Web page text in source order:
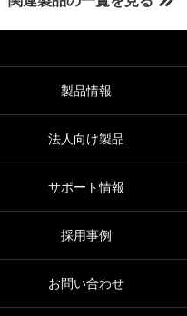
製品情報
法人向け製品
サポート情報
採用事例
お問い合わせ